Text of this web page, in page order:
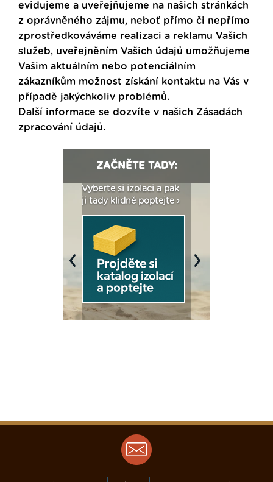
evidujeme a uveřejňujeme na našich stránkách
z oprávněného zájmu, neboť přímo či nepřímo
zprostředkováváme realizaci a reklamu Vašich
služeb, uveřejněním Vašich údajů umožňujeme
Vašim aktuálním nebo potenciálním
zákazníkům možnost získání kontaktu na Vás v
případě jakýchkoliv problémů.
Další informace se dozvíte v našich Zásadách
zpracování údajů.
ZAČNĚTE TADY:
Vyberte si izolaci a pak
ji tady klidně poptejte ›
Previous Next